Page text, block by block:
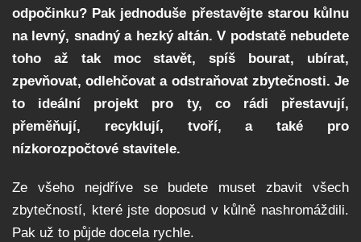
odpočinku? Pak jednoduše přestavějte starou kůlnu
na levný, snadný a hezký altán. V podstatě nebudete
toho až tak moc stavět, spíš bourat, ubírat,
zpevňovat, odlehčovat a odstraňovat zbytečnosti. Je
to ideální projekt pro ty, co rádi přestavují,
přeměňují, recyklují, tvoří, a také pro
nízkorozpočtové stavitele.
Ze všeho nejdříve se budete muset zbavit všech
zbytečností, které jste doposud v kůlně nashromáždili.
Pak už to půjde docela rychle.